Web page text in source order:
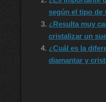
según el tipo de
¿Resulta muy
cristalizar un
¿Cuál es la
diamantar y